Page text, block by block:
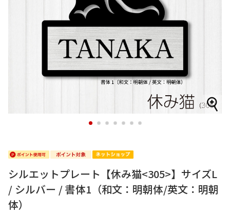
1 2 3 4 5 6 7
シルエットプレート【休み猫<305>】サイズL
/ シルバー / 書体1（和文：明朝体/英文：明朝
体）